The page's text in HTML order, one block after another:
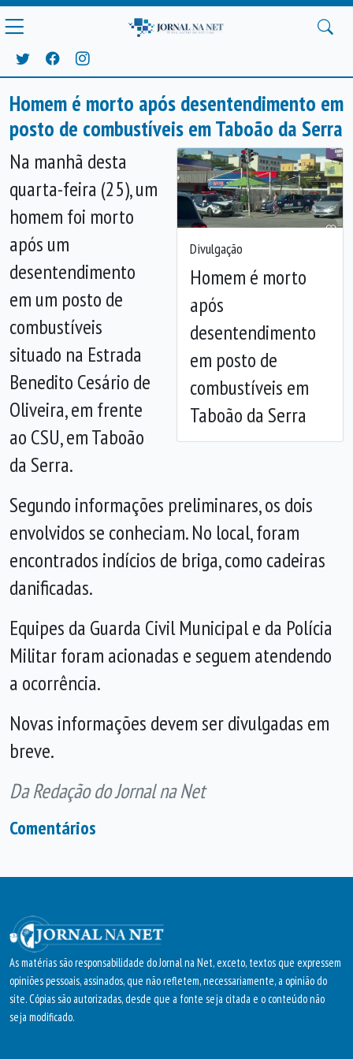
Homem é morto após desentendimento em
posto de combustíveis em Taboão da Serra
Divulgação
Homem é morto
após
desentendimento
em posto de
combustíveis em
Taboão da Serra
Anterior
Na manhã desta
quarta-feira (25), um
homem foi morto
após um
desentendimento
em um posto de
combustíveis
situado na Estrada
Benedito Cesário de
Oliveira, em frente
ao CSU, em Taboão
da Serra.
Segundo informações preliminares, os dois
envolvidos se conheciam. No local, foram
encontrados indícios de briga, como cadeiras
danificadas.
Equipes da Guarda Civil Municipal e da Polícia
Militar foram acionadas e seguem atendendo
a ocorrência.
Novas informações devem ser divulgadas em
breve.
Da Redação do Jornal na Net
Comentários
As matérias são responsabilidade do Jornal na Net, exceto, textos que expressem
opiniões pessoais, assinados, que não refletem, necessariamente, a opinião do
site. Cópias são autorizadas, desde que a fonte seja citada e o conteúdo não
seja modificado.